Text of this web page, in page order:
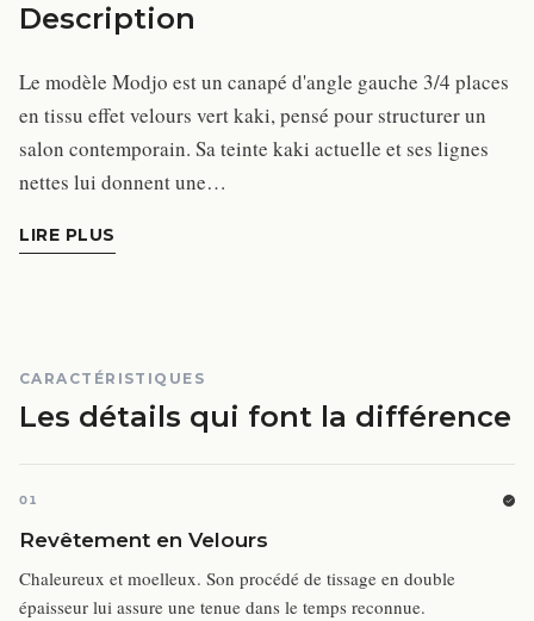
Description
Le modèle Modjo est un canapé d'angle gauche 3/4 places
en tissu effet velours vert kaki, pensé pour structurer un
salon contemporain. Sa teinte kaki actuelle et ses lignes
nettes lui donnent une…
LIRE PLUS
CARACTÉRISTIQUES
Les détails qui font la différence
01
Revêtement en Velours
Chaleureux et moelleux. Son procédé de tissage en double
épaisseur lui assure une tenue dans le temps reconnue.